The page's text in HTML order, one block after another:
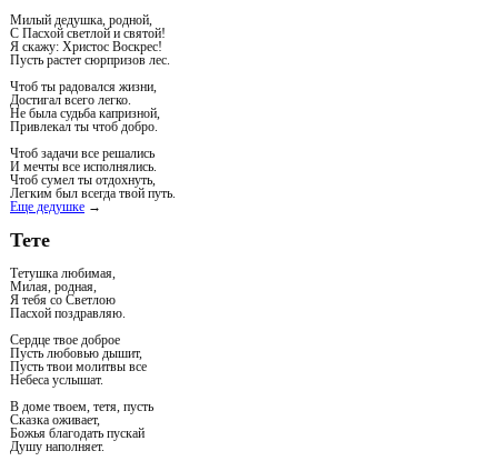
Милый дедушка, родной,
С Пасхой светлой и святой!
Я скажу: Христос Воскрес!
Пусть растет сюрпризов лес.
Чтоб ты радовался жизни,
Достигал всего легко.
Не была судьба капризной,
Привлекал ты чтоб добро.
Чтоб задачи все решались
И мечты все исполнялись.
Чтоб сумел ты отдохнуть,
Легким был всегда твой путь.
Еще дедушке →
Тете
Тетушка любимая,
Милая, родная,
Я тебя со Светлою
Пасхой поздравляю.
Сердце твое доброе
Пусть любовью дышит,
Пусть твои молитвы все
Небеса услышат.
В доме твоем, тетя, пусть
Сказка оживает,
Божья благодать пускай
Душу наполняет.